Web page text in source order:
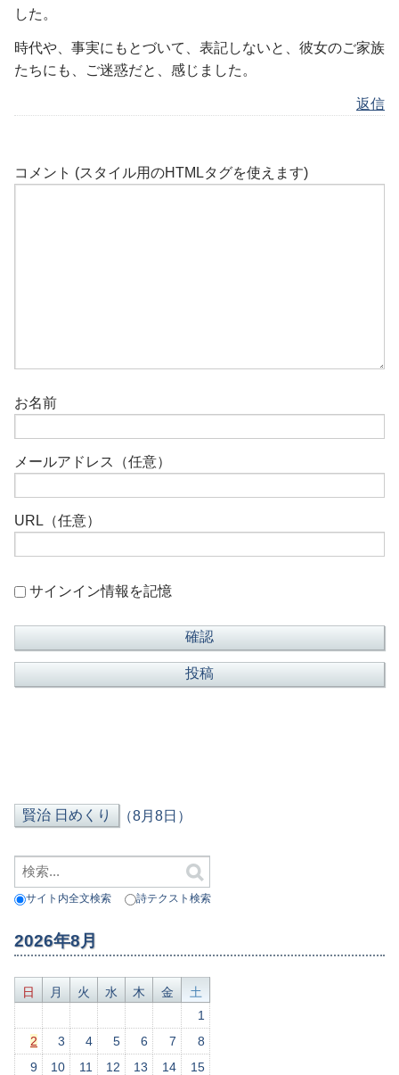
した。
時代や、事実にもとづいて、表記しないと、彼女のご家族
たちにも、ご迷惑だと、感じました。
返信
コメント (スタイル用のHTMLタグを使えます)
お名前
メールアドレス（任意）
URL（任意）
サインイン情報を記憶
（8月8日）
サイト内全文検索 詩テクスト検索
2026年8月
日 月 火 水 木 金
土
1
2
3 4 5 6 7
8
9
10 11 12 13 14 15